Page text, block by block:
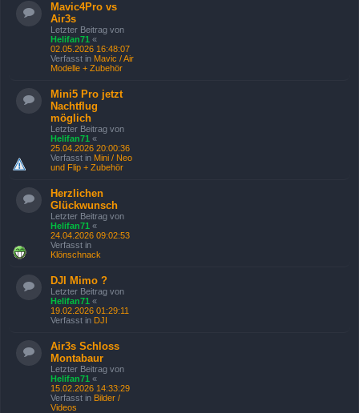
Mavic4Pro vs
Air3s
Letzter Beitrag von
Helifan71 «
02.05.2026 16:48:07
Verfasst in Mavic / Air
Modelle + Zubehör
Mini5 Pro jetzt
Nachtflug
möglich
Letzter Beitrag von
Helifan71 «
25.04.2026 20:00:36
Verfasst in Mini / Neo
und Flip + Zubehör
Herzlichen
Glückwunsch
Letzter Beitrag von
Helifan71 «
24.04.2026 09:02:53
Verfasst in
Klönschnack
DJI Mimo ?
Letzter Beitrag von
Helifan71 «
19.02.2026 01:29:11
Verfasst in DJI
Air3s Schloss
Montabaur
Letzter Beitrag von
Helifan71 «
15.02.2026 14:33:29
Verfasst in Bilder /
Videos